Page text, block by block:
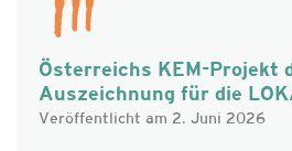
Österreichs KEM-Projekt
Auszeichnung für die
Veröffentlicht am 2. Juni 2026